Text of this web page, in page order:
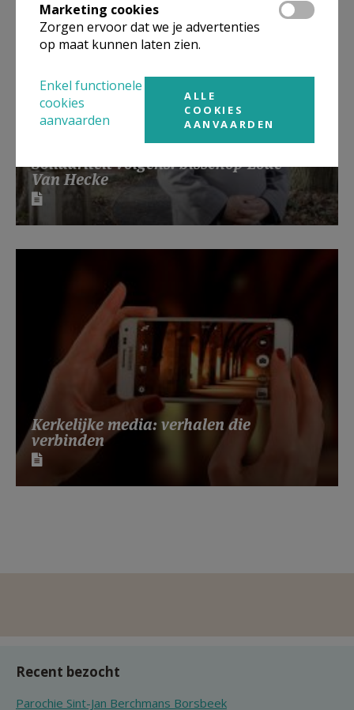
Solidariteit volgens: bisschop Lode
Van Hecke
Kerkelijke media: verhalen die
verbinden
Recent bezocht
Parochie Sint-Jan Berchmans Borsbeek
Marketing cookies
Zorgen ervoor dat we je advertenties
op maat kunnen laten zien.
Enkel functionele
cookies
aanvaarden
ALLE
COOKIES
AANVAARDEN